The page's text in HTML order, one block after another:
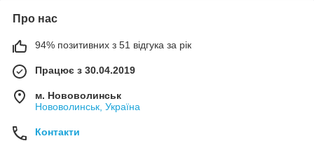
Про нас
94% позитивних з 51 відгука за рік
Працює з 30.04.2019
м. Нововолинськ
Нововолинськ, Україна
Контакти